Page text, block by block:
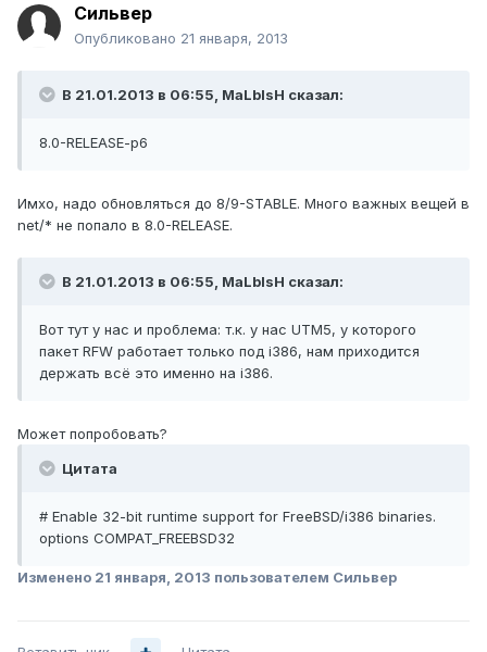
Сильвер
Опубликовано 21 января, 2013
В 21.01.2013 в 06:55, MaLblsH сказал:
8.0-RELEASE-p6
Имхо, надо обновляться до 8/9-STABLE. Много важных вещей в
net/* не попало в 8.0-RELEASE.
В 21.01.2013 в 06:55, MaLblsH сказал:
Вот тут у нас и проблема: т.к. у нас UTM5, у которого
пакет RFW работает только под i386, нам приходится
держать всё это именно на i386.
Может попробовать?
Цитата
# Enable 32-bit runtime support for FreeBSD/i386 binaries.
options COMPAT_FREEBSD32
Изменено 21 января, 2013 пользователем Сильвер